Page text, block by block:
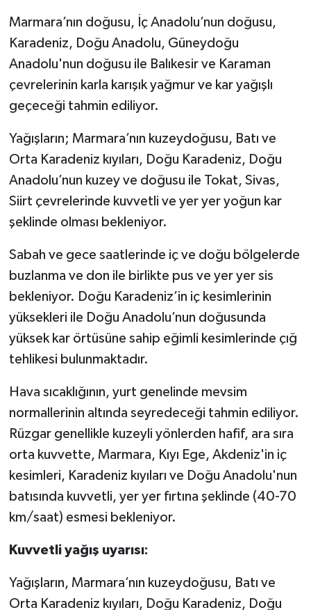
Marmara’nın doğusu, İç Anadolu’nun doğusu,
Karadeniz, Doğu Anadolu, Güneydoğu
Anadolu'nun doğusu ile Balıkesir ve Karaman
çevrelerinin karla karışık yağmur ve kar yağışlı
geçeceği tahmin ediliyor.
Yağışların; Marmara’nın kuzeydoğusu, Batı ve
Orta Karadeniz kıyıları, Doğu Karadeniz, Doğu
Anadolu’nun kuzey ve doğusu ile Tokat, Sivas,
Siirt çevrelerinde kuvvetli ve yer yer yoğun kar
şeklinde olması bekleniyor.
Sabah ve gece saatlerinde iç ve doğu bölgelerde
buzlanma ve don ile birlikte pus ve yer yer sis
bekleniyor. Doğu Karadeniz’in iç kesimlerinin
yüksekleri ile Doğu Anadolu’nun doğusunda
yüksek kar örtüsüne sahip eğimli kesimlerinde çığ
tehlikesi bulunmaktadır.
Hava sıcaklığının, yurt genelinde mevsim
normallerinin altında seyredeceği tahmin ediliyor.
Rüzgar genellikle kuzeyli yönlerden hafif, ara sıra
orta kuvvette, Marmara, Kıyı Ege, Akdeniz'in iç
kesimleri, Karadeniz kıyıları ve Doğu Anadolu'nun
batısında kuvvetli, yer yer fırtına şeklinde (40-70
km/saat) esmesi bekleniyor.
Kuvvetli yağış uyarısı:
Yağışların, Marmara’nın kuzeydoğusu, Batı ve
Orta Karadeniz kıyıları, Doğu Karadeniz, Doğu